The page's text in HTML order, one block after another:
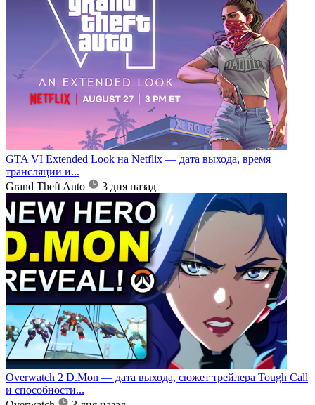
GTA VI Extended Look на Netflix — дата выхода, время
трансляции и...
Grand Theft Auto
3 дня назад
Overwatch 2 D.Mon — дата выхода, сюжет трейлера Tough Call
и способности...